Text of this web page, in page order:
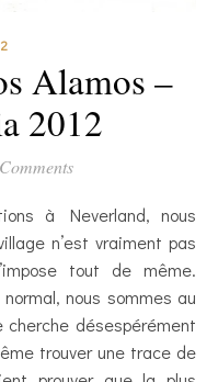
Alamos –
2012
n’est vraiment pas
tout de même.
nous sommes au
désespérément
trouver une trace de